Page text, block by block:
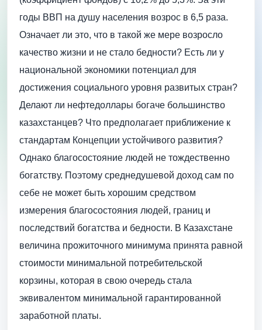
годы ВВП на душу населения возрос в 6,5 раза.
Означает ли это, что в такой же мере возросло
качество жизни и не стало бедности? Есть ли у
национальной экономики потенциал для
достижения социального уровня развитых стран?
Делают ли нефтедоллары богаче большинство
казахстанцев? Что предполагает приближение к
стандартам Концепции устойчивого развития?
Однако благосостояние людей не тождественно
богатству. Поэтому среднедушевой доход сам по
себе не может быть хорошим средством
измерения благосостояния людей, границ и
последствий богатства и бедности. В Казахстане
величина прожиточного минимума принята равной
стоимости минимальной потребительской
корзины, которая в свою очередь стала
эквивалентом минимальной гарантированной
заработной платы.